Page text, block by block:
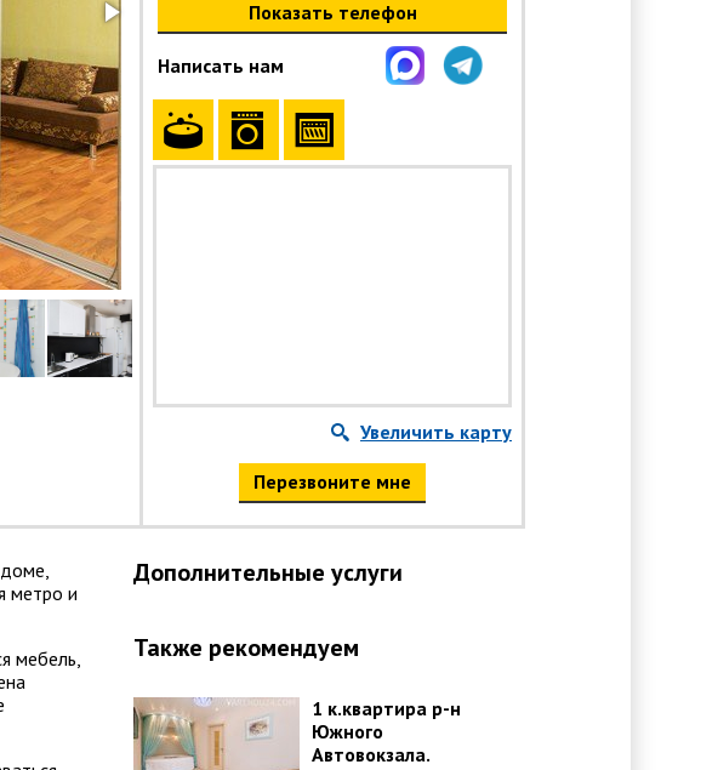
Показать телефон
Написать нам
Увеличить карту
Перезвоните мне
метро и
мебель,
Дополнительные услуги
Также рекомендуем
1 к.квартира р-н
Южного
Автовокзала.